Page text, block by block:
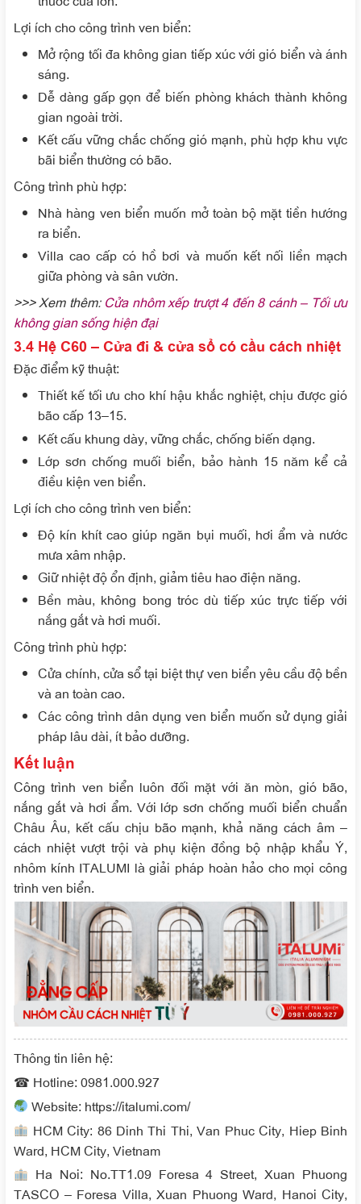
Lợi ích cho công trình ven biển:
Mở rộng tối đa không gian tiếp xúc với gió biển và ánh
sáng.
Dễ dàng gấp gọn để biến phòng khách thành không
gian ngoài trời.
Kết cấu vững chắc chống gió mạnh, phù hợp khu vực
bãi biển thường có bão.
Công trình phù hợp:
Nhà hàng ven biển muốn mở toàn bộ mặt tiền hướng
ra biển.
Villa cao cấp có hồ bơi và muốn kết nối liền mạch
giữa phòng và sân vườn.
>>> Xem thêm: Cửa nhôm xếp trượt 4 đến 8 cánh – Tối ưu
không gian sống hiện đại
3.4 Hệ C60 – Cửa đi & cửa sổ có cầu cách nhiệt
Đặc điểm kỹ thuật:
Thiết kế tối ưu cho khí hậu khắc nghiệt, chịu được gió
bão cấp 13–15.
Kết cấu khung dày, vững chắc, chống biến dạng.
Lớp sơn chống muối biển, bảo hành 15 năm kể cả
điều kiện ven biển.
Lợi ích cho công trình ven biển:
Độ kín khít cao giúp ngăn bụi muối, hơi ẩm và nước
mưa xâm nhập.
Giữ nhiệt độ ổn định, giảm tiêu hao điện năng.
Bền màu, không bong tróc dù tiếp xúc trực tiếp với
nắng gắt và hơi muối.
Công trình phù hợp:
Cửa chính, cửa sổ tại biệt thự ven biển yêu cầu độ bền
và an toàn cao.
Các công trình dân dụng ven biển muốn sử dụng giải
pháp lâu dài, ít bảo dưỡng.
Kết luận
Công trình ven biển luôn đối mặt với ăn mòn, gió bão,
nắng gắt và hơi ẩm. Với lớp sơn chống muối biển chuẩn
Châu Âu, kết cấu chịu bão mạnh, khả năng cách âm –
cách nhiệt vượt trội và phụ kiện đồng bộ nhập khẩu Ý,
nhôm kính ITALUMI là giải pháp hoàn hảo cho mọi công
trình ven biển.
Thông tin liên hệ:
☎ Hotline: 0981.000.927
Website: https://italumi.com/
HCM City: 86 Dinh Thi Thi, Van Phuc City, Hiep Binh
Ward, HCM City, Vietnam
Ha Noi: No.TT1.09 Foresa 4 Street, Xuan Phuong
TASCO – Foresa Villa, Xuan Phuong Ward, Hanoi City,